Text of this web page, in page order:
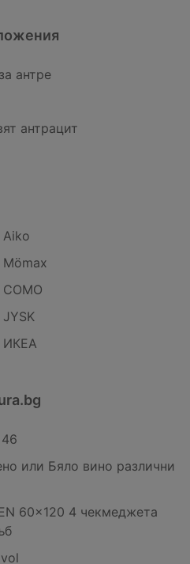
антре
антрацит
ИКЕА
или Бяло вино различни
60x120 4 чекмеджета